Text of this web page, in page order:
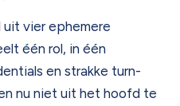
vier ephemere
één rol, in één
en strakke turn-
nu niet uit het hoofd te